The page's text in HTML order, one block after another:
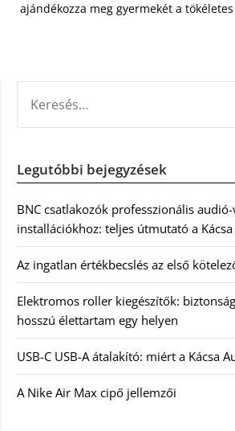
ajándékozza meg gyermekét a
Legutóbbi bejegyzések
BNC csatlakozók professzionális
installációkhoz: teljes útmutató a
Az ingatlan értékbecslés az első
Elektromos roller kiegészítők:
hosszú élettartam egy helyen
USB-C USB-A átalakító: miért a Kácsa
A Nike Air Max cipő jellemzői